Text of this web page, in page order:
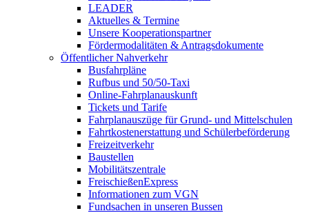
LEADER
Aktuelles & Termine
Unsere Kooperationspartner
Fördermodalitäten & Antragsdokumente
Öffentlicher Nahverkehr
Busfahrpläne
Rufbus und 50/50-Taxi
Online-Fahrplanauskunft
Tickets und Tarife
Fahrplanauszüge für Grund- und Mittelschulen
Fahrtkostenerstattung und Schülerbeförderung
Freizeitverkehr
Baustellen
Mobilitätszentrale
FreischießenExpress
Informationen zum VGN
Fundsachen in unseren Bussen